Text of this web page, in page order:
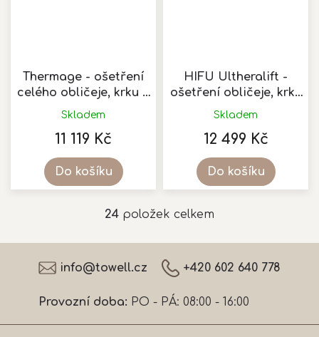
Thermage - ošetření
celého obličeje, krku a
dekoltu
Skladem
11 119 Kč
Do košíku
HIFU Ultheralift -
ošetření obličeje, krku
a dekoltu
Průměrné
hodnocení
5
Skladem
12 499 Kč
Do košíku
O
l
á
d
c
p
24 položek celkem
í
info@towell.cz +420 602 640 778
Provozní doba: PO - PÁ: 08:00 - 16:00